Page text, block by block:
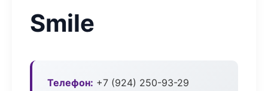
Smile
Телефон: +7 (924) 250-93-29